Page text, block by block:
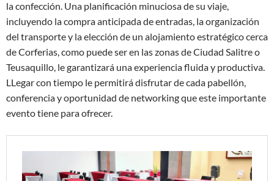
la confección. Una planificación minuciosa de su viaje,
incluyendo la compra anticipada de entradas, la organización
del transporte y la elección de un alojamiento estratégico cerca
de Corferias, como puede ser en las zonas de Ciudad Salitre o
Teusaquillo, le garantizará una experiencia fluida y productiva.
LLegar con tiempo le permitirá disfrutar de cada pabellón,
conferencia y oportunidad de networking que este importante
evento tiene para ofrecer.